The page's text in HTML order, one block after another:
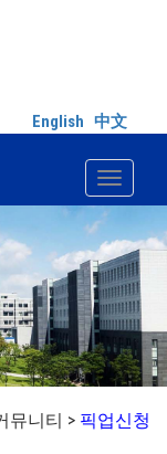
English 中文
Toggle
뮤니티 > 픽업신청